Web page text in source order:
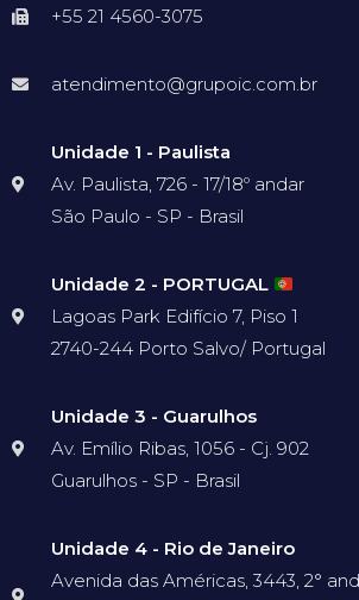
+55 21 4560-3075
atendimento@grupoic.com.br
Unidade 1 - Paulista
Av. Paulista, 726 - 17/18º andar
São Paulo - SP - Brasil
Unidade 2 - PORTUGAL
Lagoas Park Edifício 7, Piso 1
2740-244 Porto Salvo/ Portugal
Unidade 3 - Guarulhos
Av. Emílio Ribas, 1056 - Cj. 902
Guarulhos - SP - Brasil
Unidade 4 - Rio de Janeiro
Avenida das Américas, 3443, 2°